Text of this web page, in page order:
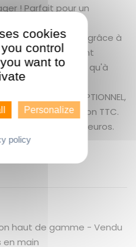
! Parfait pour un
une résidence
locatif garanti grâce à
Un bien rare, alliant
? il n'y a plus qu'à
vite! GUENNO
UN SERVICE EXCEPTIONNEL,
de négociation TTC.
annuelles : 1152 euros.
| 250 000 € hors
haut de gamme - Vendu
main
cookies
control
want to
Personalize
policy